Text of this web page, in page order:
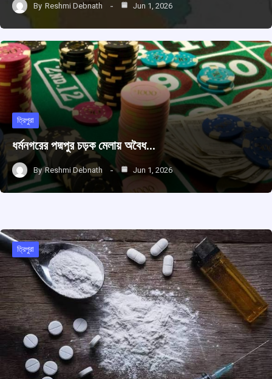
By Reshmi Debnath Jun 1, 2026
ত্রিপুরা
ধর্মনগরের পদ্মপুর চড়ক মেলায় অবৈধ…
By Reshmi Debnath Jun 1, 2026
ত্রিপুরা